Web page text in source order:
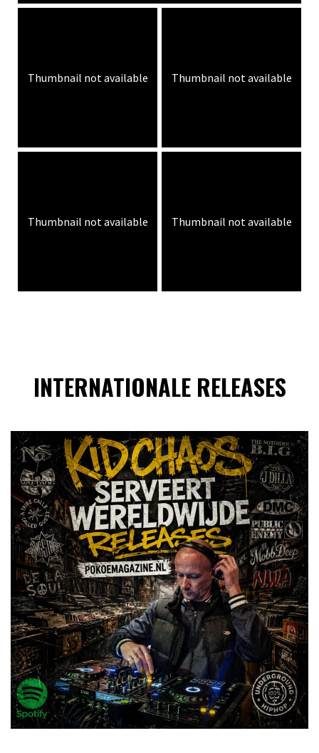
Thumbnail not available Thumbnail not available
Thumbnail not available Thumbnail not available
INTERNATIONALE RELEASES